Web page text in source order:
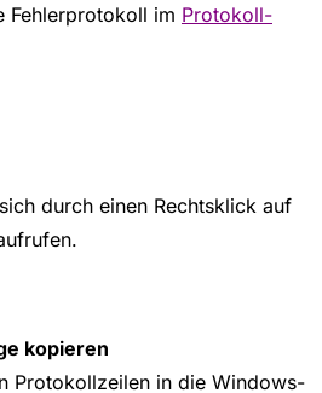
Fehlerprotokoll im Protokoll-
durch einen Rechtsklick auf
kopieren
Protokollzeilen in die Windows-